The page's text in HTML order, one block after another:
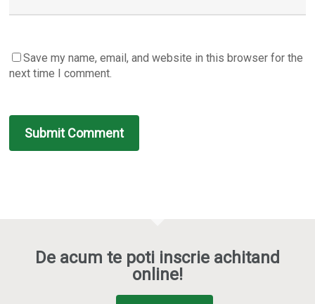
Save my name, email, and website in this browser for the
next time I comment.
De acum te poti inscrie achitand
online!